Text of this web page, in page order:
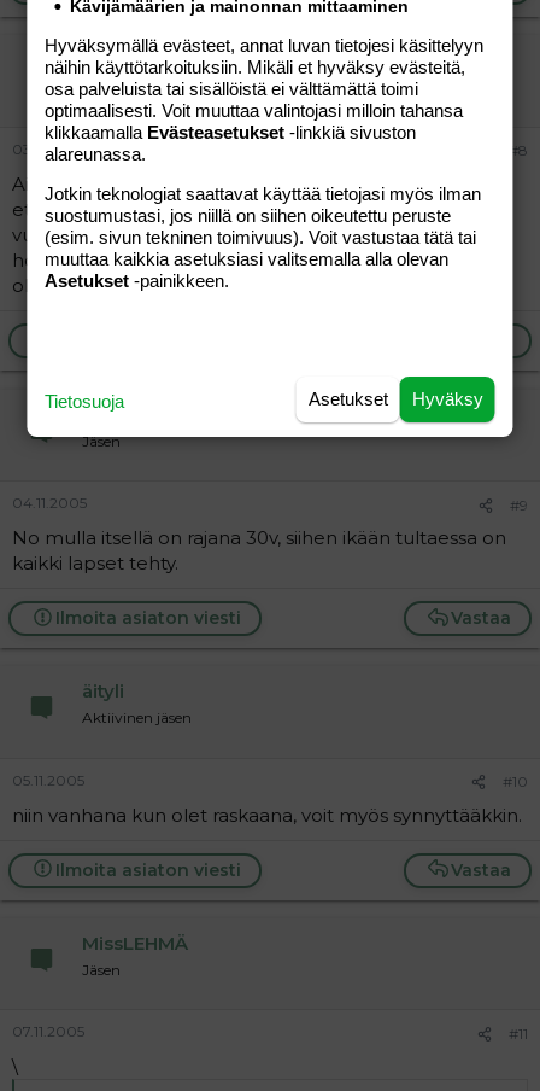
mimmukka
Vieras
03.11.2005 #8
Ainaki tällähetkellä ajatuksena että ennen 30. ikää. Siks
ettei suurta ikäeroo lapsille ja niin ku oma äiti tehny 20
vuoden aikana 5 lasta, niin sehän on yhtä pikkulasten
hoitoa parivuosikymmentä! Mummo kyllä teki äitini
ollessaan 47v.!!??
3xäiti
Jäsen
04.11.2005 #9
No mulla itsellä on rajana 30v, siihen ikään tultaessa on
kaikki lapset tehty.
Vastaa
Ilmoita asiaton viesti
äityli
Aktiivinen jäsen
05.11.2005 #10
niin vanhana kun olet raskaana, voit myös synnyttääkkin.
Vastaa
Ilmoita asiaton viesti
MissLEHMÄ
Jäsen
07.11.2005 #11
\
Kävijämäärien ja mainonnan mittaaminen
Hyväksymällä evästeet, annat luvan tietojesi käsittelyyn
näihin käyttötarkoituksiin. Mikäli et hyväksy evästeitä,
osa palveluista tai sisällöistä ei välttämättä toimi
optimaalisesti. Voit muuttaa valintojasi milloin tahansa
klikkaamalla Evästeasetukset -linkkiä sivuston
alareunassa.
Jotkin teknologiat saattavat käyttää tietojasi myös ilman
suostumustasi, jos niillä on siihen oikeutettu peruste
(esim. sivun tekninen toimivuus). Voit vastustaa tätä tai
muuttaa kaikkia asetuksiasi valitsemalla alla olevan
Asetukset -painikkeen.
Hyväksy
Asetukset
Tietosuoja